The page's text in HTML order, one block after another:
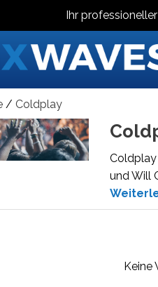
Ihr
Coldplay
Coldplay
und Will
Keine